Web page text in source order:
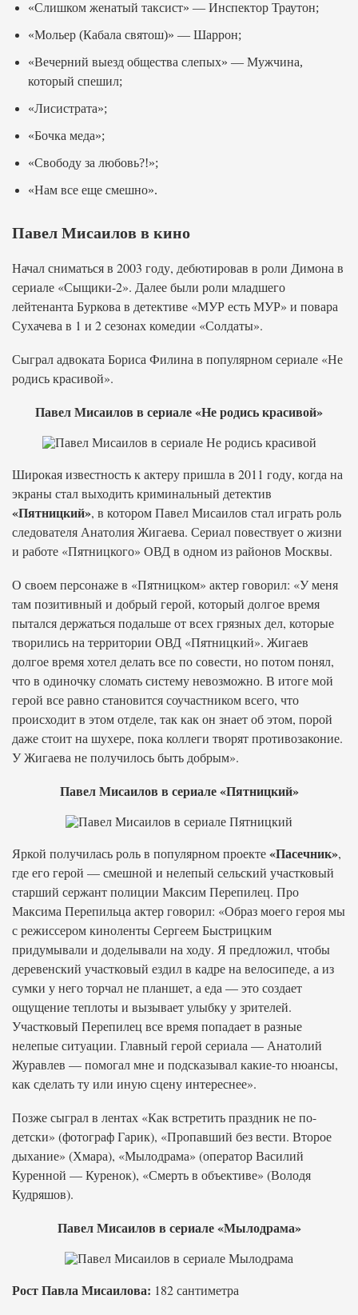
«Слишком женатый таксист» — Инспектор Траутон;
«Мольер (Кабала святош)» — Шаррон;
«Вечерний выезд общества слепых» — Мужчина,
который спешил;
«Лисистрата»;
«Бочка меда»;
«Свободу за любовь?!»;
«Нам все еще смешно».
Павел Мисаилов в кино
Начал сниматься в 2003 году, дебютировав в роли Димона в
сериале «Сыщики-2». Далее были роли младшего
лейтенанта Буркова в детективе «МУР есть МУР» и повара
Сухачева в 1 и 2 сезонах комедии «Солдаты».
Сыграл адвоката Бориса Филина в популярном сериале «Не
родись красивой».
Павел Мисаилов в сериале «Не родись красивой»
Широкая известность к актеру пришла в 2011 году, когда на
экраны стал выходить криминальный детектив
«Пятницкий», в котором Павел Мисаилов стал играть роль
следователя Анатолия Жигаева. Сериал повествует о жизни
и работе «Пятницкого» ОВД в одном из районов Москвы.
О своем персонаже в «Пятницком» актер говорил: «У меня
там позитивный и добрый герой, который долгое время
пытался держаться подальше от всех грязных дел, которые
творились на территории ОВД «Пятницкий». Жигаев
долгое время хотел делать все по совести, но потом понял,
что в одиночку сломать систему невозможно. В итоге мой
герой все равно становится соучастником всего, что
происходит в этом отделе, так как он знает об этом, порой
даже стоит на шухере, пока коллеги творят противозаконие.
У Жигаева не получилось быть добрым».
Павел Мисаилов в сериале «Пятницкий»
Яркой получилась роль в популярном проекте«Пасечник»,
где его герой — смешной и нелепый сельский участковый
старший сержант полиции Максим Перепилец. Про
Максима Перепильца актер говорил: «Образ моего героя мы
с режиссером киноленты Сергеем Быстрицким
придумывали и доделывали на ходу. Я предложил, чтобы
деревенский участковый ездил в кадре на велосипеде, а из
сумки у него торчал не планшет, а еда — это создает
ощущение теплоты и вызывает улыбку у зрителей.
Участковый Перепилец все время попадает в разные
нелепые ситуации. Главный герой сериала — Анатолий
Журавлев — помогал мне и подсказывал какие-то нюансы,
как сделать ту или иную сцену интереснее».
Позже сыграл в лентах «Как встретить праздник не по-
детски» (фотограф Гарик), «Пропавший без вести. Второе
дыхание» (Хмара), «Мылодрама» (оператор Василий
Куренной — Куренок), «Смерть в объективе» (Володя
Кудряшов).
Павел Мисаилов в сериале «Мылодрама»
Рост Павла Мисаилова: 182 сантиметра